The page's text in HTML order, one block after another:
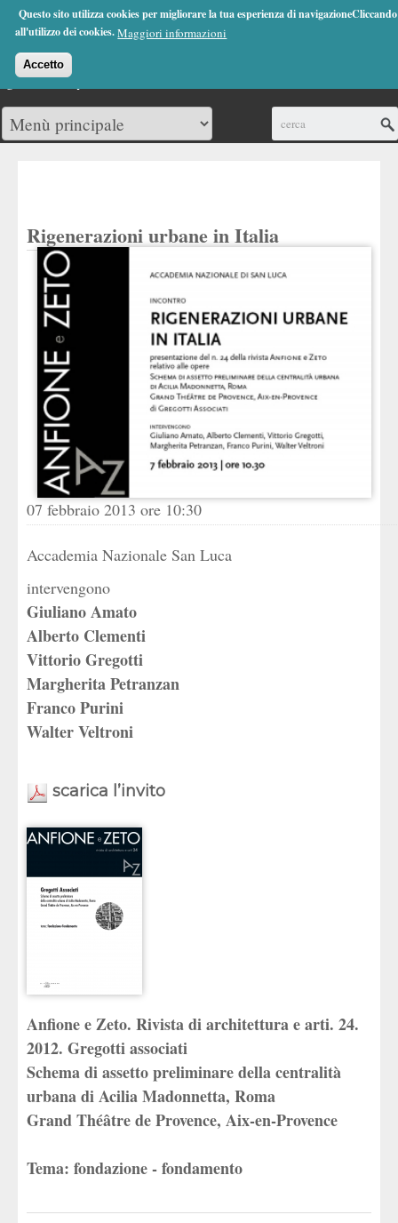
Questo sito utilizza cookies per migliorare la tua esperienza di
all'utilizzo dei cookies.Maggiori informazioni
Accetto
Jump to Navigation
(0)
Rigenerazioni urbane in Italia
07 febbraio 2013 ore 10:30
Accademia Nazionale San Luca
intervengono
Giuliano Amato
Alberto Clementi
Vittorio Gregotti
Margherita Petranzan
Franco Purini
Walter Veltroni
scarica l’invito
Anfione e Zeto. Rivista di architettura e arti. 24.
2012. Gregotti associati
Schema di assetto preliminare della centralità
urbana di Acilia Madonnetta, Roma
Grand Théâtre de Provence, Aix-en-Provence
Tema: fondazione - fondamento